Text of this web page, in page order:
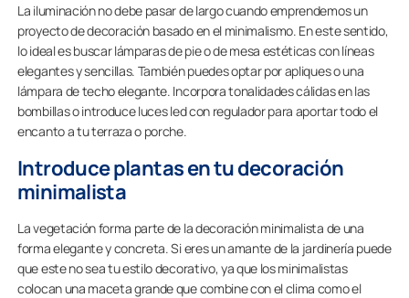
La iluminación no debe pasar de largo cuando emprendemos un
proyecto de decoración basado en el minimalismo. En este sentido,
lo ideal es buscar lámparas de pie o de mesa estéticas con líneas
elegantes y sencillas. También puedes optar por apliques o una
lámpara de techo elegante. Incorpora tonalidades cálidas en las
bombillas o introduce luces led con regulador para aportar todo el
encanto a tu terraza o porche.
Introduce plantas en tu decoración
minimalista
La vegetación forma parte de la decoración minimalista de una
forma elegante y concreta. Si eres un amante de la jardinería puede
que este no sea tu estilo decorativo, ya que los minimalistas
colocan una maceta grande que combine con el clima como el